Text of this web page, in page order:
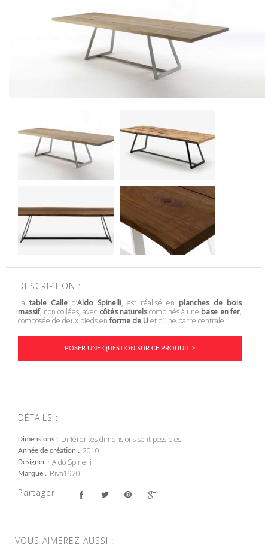
DESCRIPTION :
La table Called’Aldo Spinelli, est réalisé en planches de bois
massif, non collées, avec côtés naturelscombinés à une base en fer,
composée de deux pieds enforme de Uet d’une barre centrale.
POSER UNE QUESTION SUR CE PRODUIT >
DÉTAILS :
Dimensions Différentes dimensions sont possibles.
Année de création 2010
Designer Aldo Spinelli
Marque Riva1920
Partager
VOUS AIMEREZ AUSSI :